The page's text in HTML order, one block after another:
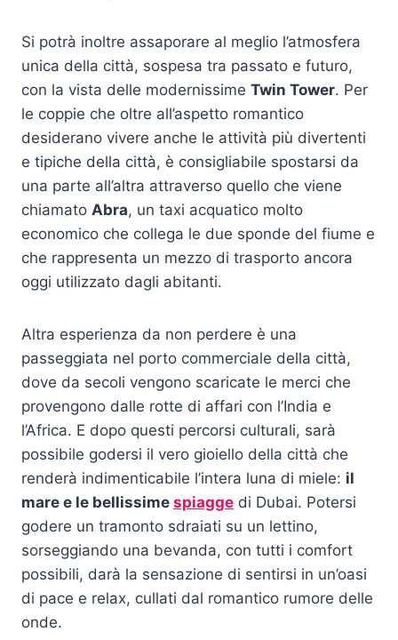
Si potrà inoltre assaporare al meglio l’atmosfera
unica della città, sospesa tra passato e futuro,
con la vista delle modernissime Twin Tower. Per
le coppie che oltre all’aspetto romantico
desiderano vivere anche le attività più divertenti
e tipiche della città, è consigliabile spostarsi da
una parte all’altra attraverso quello che viene
chiamato Abra, un taxi acquatico molto
economico che collega le due sponde del fiume e
che rappresenta un mezzo di trasporto ancora
oggi utilizzato dagli abitanti.
Altra esperienza da non perdere è una
passeggiata nel porto commerciale della città,
dove da secoli vengono scaricate le merci che
provengono dalle rotte di affari con l’India e
l’Africa. E dopo questi percorsi culturali, sarà
possibile godersi il vero gioiello della città che
renderà indimenticabile l’intera luna di miele: il
mare e le bellissime spiagge di Dubai. Potersi
godere un tramonto sdraiati su un lettino,
sorseggiando una bevanda, con tutti i comfort
possibili, darà la sensazione di sentirsi in un’oasi
di pace e relax, cullati dal romantico rumore delle
onde.